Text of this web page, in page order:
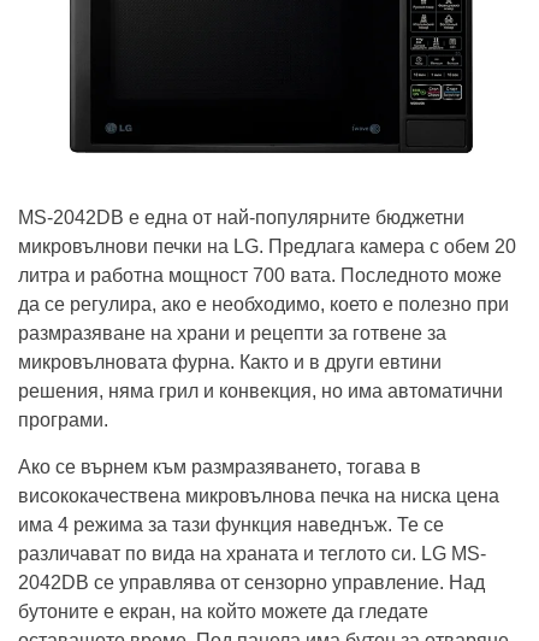
MS-2042DB е една от най-популярните бюджетни
микровълнови печки на LG. Предлага камера с обем 20
литра и работна мощност 700 вата. Последното може
да се регулира, ако е необходимо, което е полезно при
размразяване на храни и рецепти за готвене за
микровълновата фурна. Както и в други евтини
решения, няма грил и конвекция, но има автоматични
програми.
Ако се върнем към размразяването, тогава в
висококачествена микровълнова печка на ниска цена
има 4 режима за тази функция наведнъж. Те се
различават по вида на храната и теглото си. LG MS-
2042DB се управлява от сензорно управление. Над
бутоните е екран, на който можете да гледате